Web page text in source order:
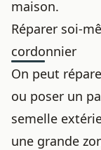
maison.
Réparer soi-
cordonnier
On peut
ou poser un
semelle
une grande